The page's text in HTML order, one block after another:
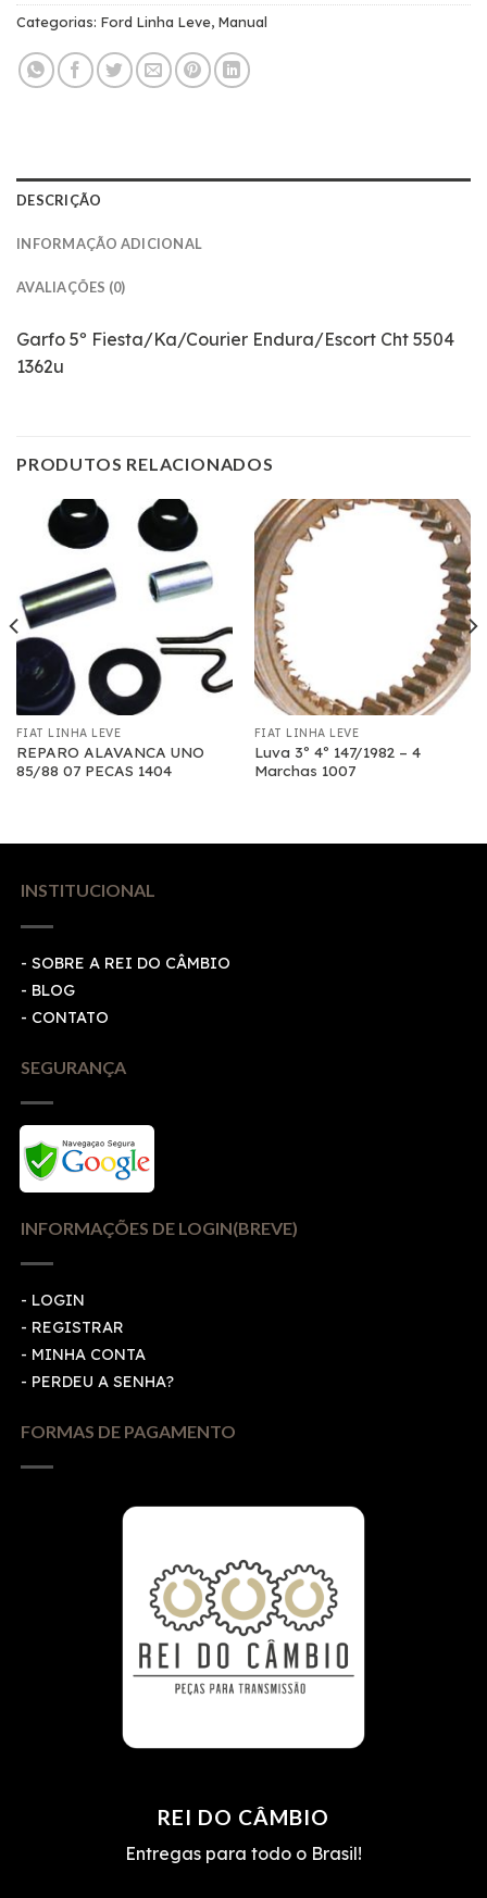
Categorias: Ford Linha Leve, Manual
DESCRIÇÃO
INFORMAÇÃO ADICIONAL
AVALIAÇÕES (0)
Garfo 5º Fiesta/Ka/Courier Endura/Escort Cht 5504
1362u
PRODUTOS RELACIONADOS
FIAT LINHA LEVE
REPARO ALAVANCA UNO
85/88 07 PECAS 1404
FIAT LINHA LEVE
Luva 3º 4º 147/1982 – 4
Marchas 1007
INSTITUCIONAL
- SOBRE A REI DO CÂMBIO
- BLOG
- CONTATO
SEGURANÇA
INFORMAÇÕES DE LOGIN(BREVE)
- LOGIN
- REGISTRAR
- MINHA CONTA
- PERDEU A SENHA?
FORMAS DE PAGAMENTO
REI DO CÂMBIO
Entregas para todo o Brasil!